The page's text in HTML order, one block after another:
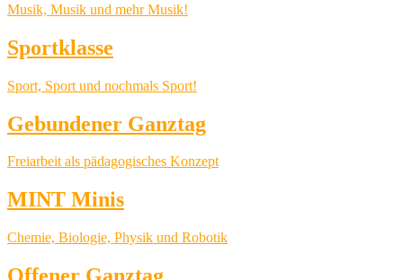
Musik, Musik und mehr Musik!
Sportklasse
Sport, Sport und nochmals Sport!
Gebundener Ganztag
Freiarbeit als pädagogisches Konzept
MINT Minis
Chemie, Biologie, Physik und Robotik